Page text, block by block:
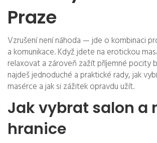
Praze
Vzrušení není náhoda — jde o kombinaci
a komunikace. Když jdete na erotickou
relaxovat a zároveň zažít příjemné pocity
najdeš jednoduché a praktické rady, jak
masérce a jak si zážitek opravdu užít.
Jak vybrat salon a
hranice